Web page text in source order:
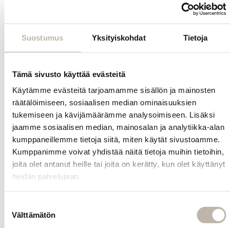
Suostumus Yksityiskohdat Tietoja
Tämä sivusto käyttää evästeitä
Käytämme evästeitä tarjoamamme sisällön ja mainosten
räätälöimiseen, sosiaalisen median ominaisuuksien
tukemiseen ja kävijämäärämme analysoimiseen. Lisäksi
jaamme sosiaalisen median, mainosalan ja analytiikka-alan
kumppaneillemme tietoja siitä, miten käytät sivustoamme.
Kumppanimme voivat yhdistää näitä tietoja muihin tietoihin,
joita olet antanut heille tai joita on kerätty, kun olet käyttänyt
heidän palvelujaan.
valinta
Välttämätön
rasvahapot,
vitamiinit,
mineraalit ja
antioksidantit
vähentäen
kuivuutta ja
pörröisyyttä
sekä antaen
kauniin kiillon.
Shampoo on
vegaaninen ja